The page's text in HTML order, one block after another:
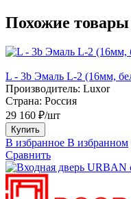
Похожие товары
L - 3b Эмаль L-2 (16мм,
Производитель: Luxor
Страна: Россия
29 160 ₽/шт
Купить
В избранное В избранном
Сравнить